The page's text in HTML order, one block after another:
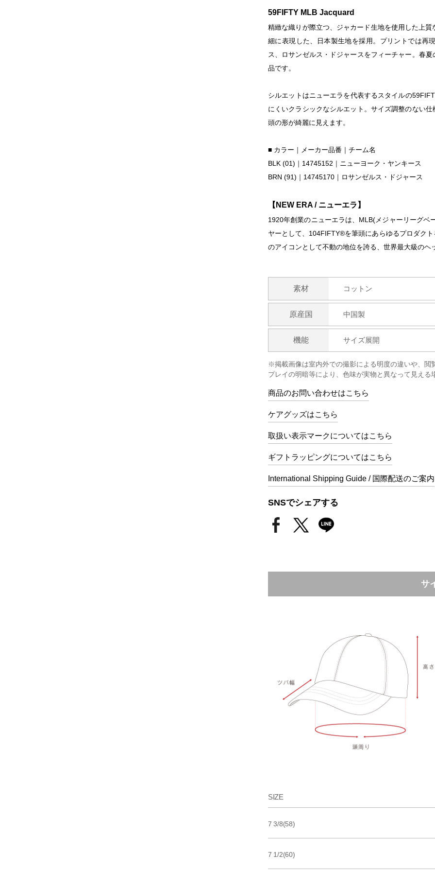
59FIFTY MLB Jacquard
精緻な織りが際立つ、ジャカード生地を使用した上
細に表現した、日本製生地を採用。プリントでは再
ス、ロサンゼルス・ドジャースをフィーチャー。春
品です。
シルエットはニューエラを代表するスタイルの
にくいクラシックなシルエット。サイズ調整のない
頭の形が綺麗に見えます。
■ カラー｜メーカー品番｜チーム名
BLK (01)｜14745152｜ニューヨーク・ヤンキース
BRN (91)｜14745170｜ロサンゼルス・ドジャース
【NEW ERA / ニューエラ】
1920年創業のニューエラは、MLB(メジャーリーグ
ヤーとして、104FIFTY®を筆頭にあらゆるプロダク
のアイコンとして不動の地位を誇る、世界最大級のヘ
素材 コットン
原産国 中国製
機能 サイズ展開
※掲載画像は室内外での撮影による明度の違いや、閲
プレイの明暗等により、色味が実物と異なって見える
商品のお問い合わせはこちら
ケアグッズはこちら
取扱い表示マークについてはこちら
ギフトラッピングについてはこちら
International Shipping Guide / 国際配送のご案内
SNSでシェアする
サ
SIZE
7 3/8(58)
7 1/2(60)